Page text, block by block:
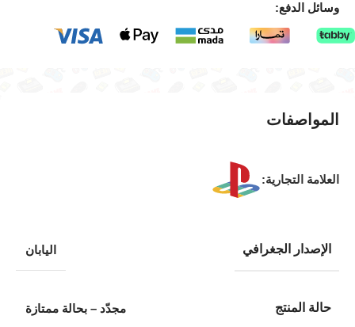
وسائل الدفع:
المواصفات
العلامة التجارية:
الإصدار الجغرافي اليابان
حالة المنتج مجدّد – بحالة ممتازة